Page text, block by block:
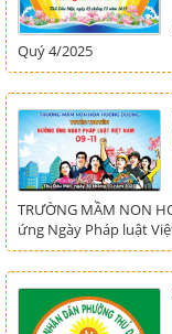
Quý 4/2025
TRƯỜNG MẦM NON
ứng Ngày Pháp luật